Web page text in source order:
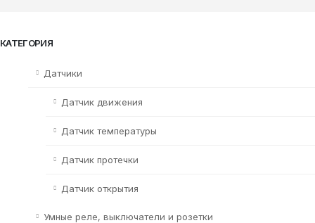
КАТЕГОРИЯ
Датчики
Датчик движения
Датчик температуры
Датчик протечки
Датчик открытия
Умные реле, выключатели и розетки